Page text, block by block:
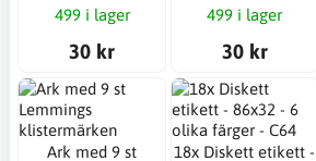
499 i lager
30 kr
499 i lager
30 kr
Ark med 9 st
18x Diskett etikett -